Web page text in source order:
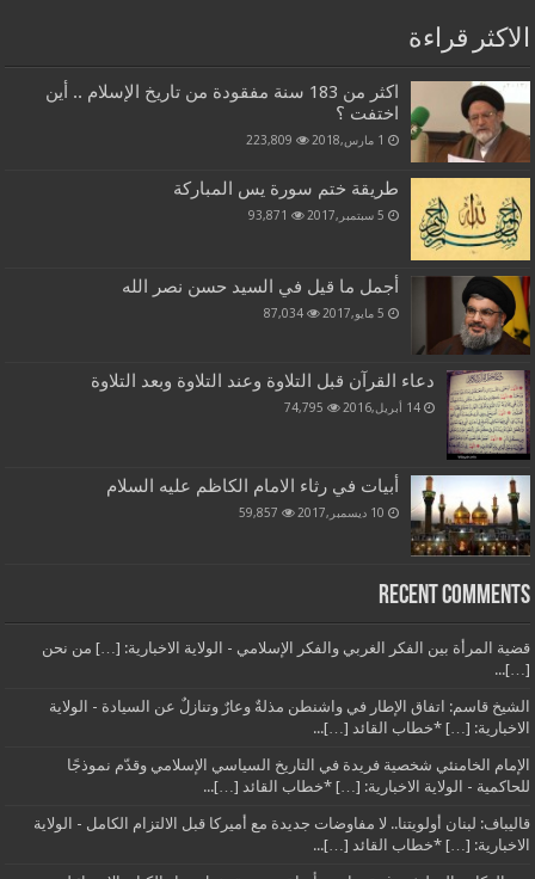
الاكثر قراءة
اكثر من 183 سنة مفقودة من تاريخ الإسلام .. أين
اختفت ؟
1 مارس,2018 223,809
طريقة ختم سورة يس المباركة
5 سبتمبر,2017 93,871
أجمل ما قيل في السيد حسن نصر الله
5 مايو,2017 87,034
دعاء القرآن قبل التلاوة وعند التلاوة وبعد التلاوة
14 أبريل,2016 74,795
أبيات في رثاء الامام الكاظم عليه السلام
10 ديسمبر,2017 59,857
Recent Comments
قضية المرأة بين الفكر الغربي والفكر الإسلامي - الولاية الاخبارية: […] من نحن
[…]...
الشيخ قاسم: اتفاق الإطار في واشنطن مذلةٌ وعارٌ وتنازلٌ عن السيادة - الولاية
الاخبارية: […] *خطاب القائد […]...
الإمام الخامنئي شخصية فريدة في التاريخ السياسي الإسلامي وقدّم نموذجًا
للحاكمية - الولاية الاخبارية: […] *خطاب القائد […]...
قاليباف: لبنان أولويتنا.. لا مفاوضات جديدة مع أميركا قبل الالتزام الكامل - الولاية
الاخبارية: […] *خطاب القائد […]...